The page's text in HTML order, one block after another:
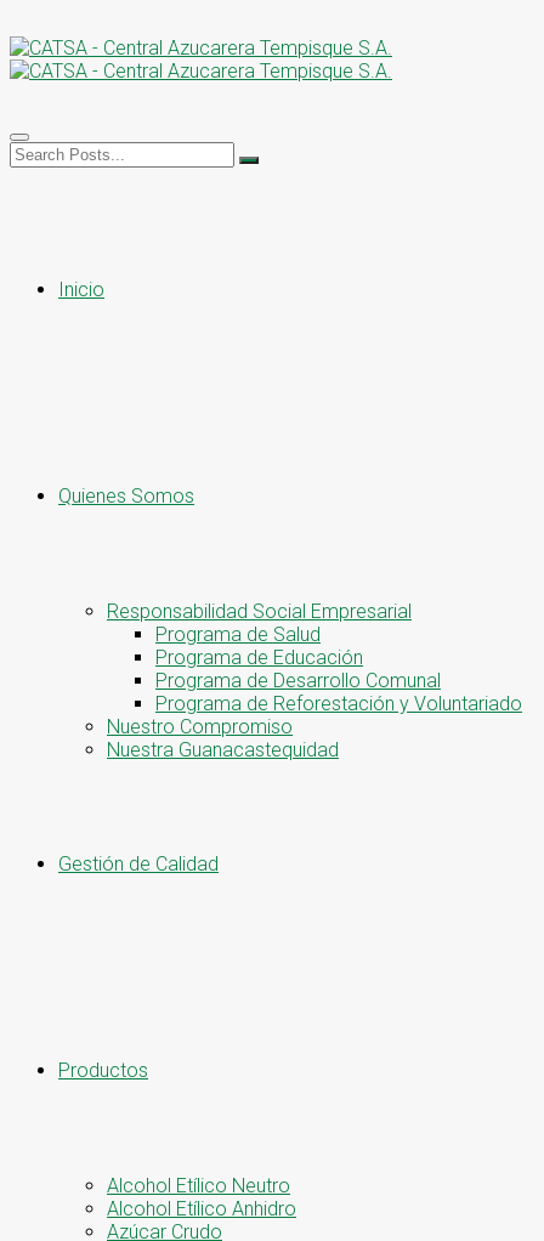
Inicio
Quienes Somos
Responsabilidad Social Empresarial
Programa de Salud
Programa de Educación
Programa de Desarrollo Comunal
Programa de Reforestación y Voluntariado
Nuestro Compromiso
Nuestra Guanacastequidad
Gestión de Calidad
Productos
Alcohol Etílico Neutro
Alcohol Etílico Anhidro
Azúcar Crudo